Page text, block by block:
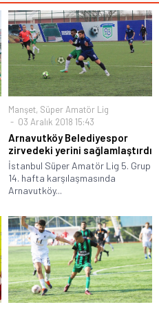
Manşet, Süper Amatör Lig
03 Aralık 2018 15:43
Arnavutköy Belediyespor
zirvedeki yerini sağlamlaştırdı
İstanbul Süper Amatör Lig 5. Grup
14. hafta karşılaşmasında
Arnavutköy...